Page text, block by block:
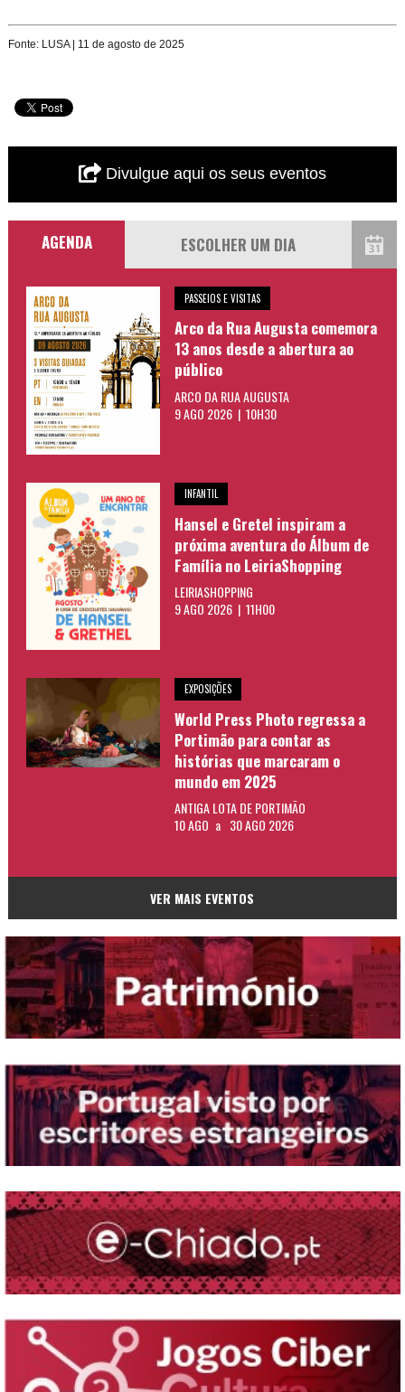
Fonte: LUSA | 11 de agosto de 2025
Divulgue aqui os seus eventos
AGENDA
PASSEIOS E VISITAS
Arco da Rua Augusta comemora
13 anos desde a abertura ao
público
ARCO DA RUA AUGUSTA
9 AGO 2026 | 10H30
INFANTIL
Hansel e Gretel inspiram a
próxima aventura do Álbum de
Família no LeiriaShopping
LEIRIASHOPPING
9 AGO 2026 | 11H00
EXPOSIÇÕES
World Press Photo regressa a
Portimão para contar as
histórias que marcaram o
mundo em 2025
ANTIGA LOTA DE PORTIMÃO
10 AGO a 30 AGO 2026
VER MAIS EVENTOS